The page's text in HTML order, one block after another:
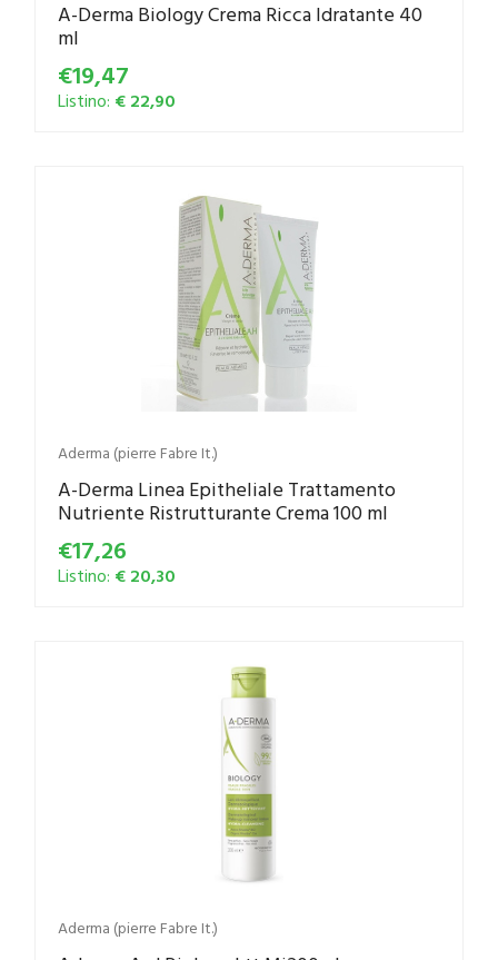
A-Derma Biology Crema Ricca Idratante 40
ml
€19,47
Listino: € 22,90
Aderma (pierre Fabre It.)
A-Derma Linea Epitheliale Trattamento
Nutriente Ristrutturante Crema 100 ml
€17,26
Listino: € 20,30
Aderma (pierre Fabre It.)